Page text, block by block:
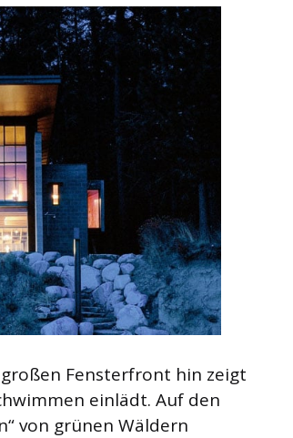
Fensterfront hin zeigt
einlädt. Auf den
von grünen Wäldern